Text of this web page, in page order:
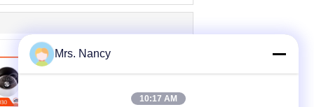
Mrs. Nancy
10:17 AM